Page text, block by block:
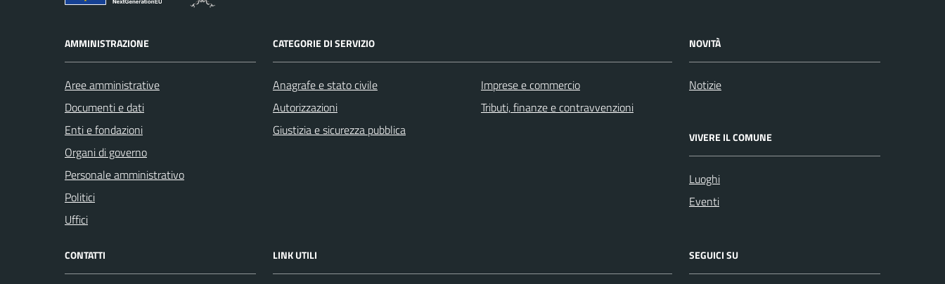
AMMINISTRAZIONE
Aree amministrative
Documenti e dati
Enti e fondazioni
Organi di governo
Personale amministrativo
Politici
Uffici
CATEGORIE DI SERVIZIO
Anagrafe e stato civile
Autorizzazioni
Giustizia e sicurezza pubblica
Imprese e commercio
Tributi, finanze e contravvenzioni
NOVITÀ
Notizie
VIVERE IL COMUNE
Luoghi
Eventi
CONTATTI LINK UTILI SEGUICI SU